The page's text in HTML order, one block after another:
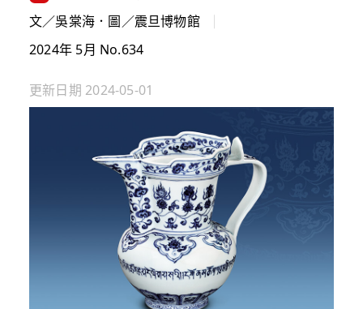
文／吳棠海．圖／震旦博物館
2024年 5月 No.634
更新日期 2024-05-01